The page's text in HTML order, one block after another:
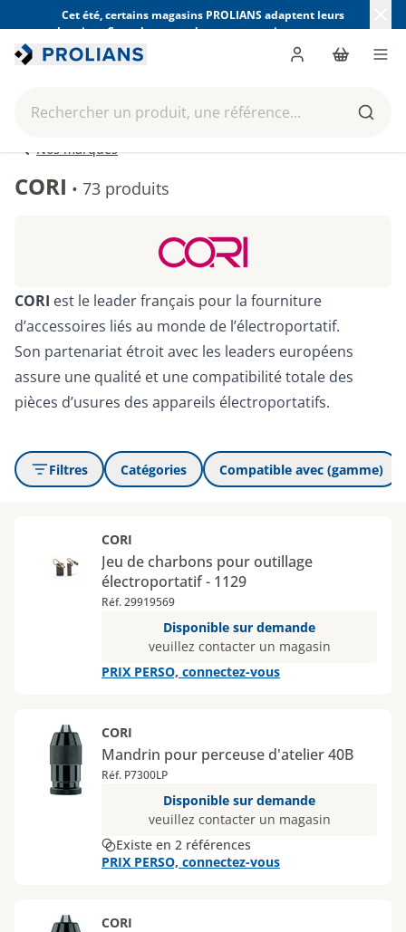
Cet été, certains magasins PROLIANS adaptent leurs
horaires. Consultez ceux de votre magasin avant votre
visite.
Rechercher un produit, une référence...
Panier
Nos marques
CORI • 73 produits
CORI est le leader français pour la fourniture
d’accessoires liés au monde de l’électroportatif.
Son partenariat étroit avec les leaders européens
assure une qualité et une compatibilité totale des
pièces d’usures des appareils électroportatifs.
Filtres Catégories Compatible avec (gamme)
CORI
Jeu de charbons pour outillage
électroportatif - 1129
Réf. 29919569
Disponible sur demande
veuillez contacter un magasin
PRIX PERSO, connectez-vous
CORI
Mandrin pour perceuse d'atelier 40B
Réf. P7300LP
Disponible sur demande
veuillez contacter un magasin
Existe en 2 références
PRIX PERSO, connectez-vous
CORI